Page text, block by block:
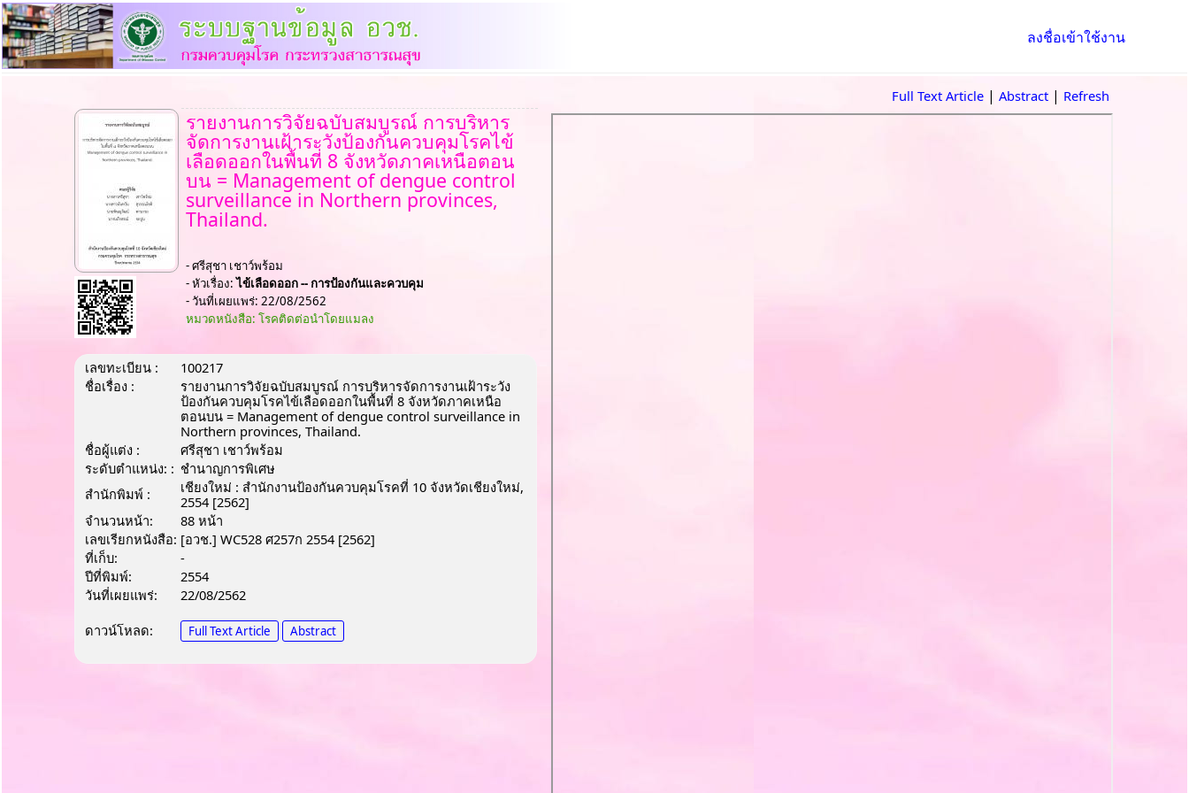
ลงชื่อเข้าใช้งาน
รายงานการวิจัยฉบับสมบูรณ์ การบริหาร
จัดการงานเฝ้าระวังป้องกันควบคุมโรคไข้
เลือดออกในพื้นที่ 8 จังหวัดภาคเหนือตอน
บน = Management of dengue control
surveillance in Northern provinces,
Thailand.
- ศรีสุชา เชาว์พร้อม
- หัวเรื่อง:ไข้เลือดออก -- การป้องกันและควบคุม
- วันที่เผยแพร่: 22/08/2562
หมวดหนังสือ: โรคติดต่อนำโดยแมลง
เลขทะเบียน :
100217
ชื่อเรื่อง :
รายงานการวิจัยฉบับสมบูรณ์ การบริหารจัดการงานเฝ้าระวัง
ป้องกันควบคุมโรคไข้เลือดออกในพื้นที่ 8 จังหวัดภาคเหนือ
ตอนบน = Management of dengue control surveillance in
Northern provinces, Thailand.
ชื่อผู้แต่ง :
ศรีสุชา เชาว์พร้อม
ระดับตำแหน่ง: : ชํานาญการพิเศษ
สำนักพิมพ์ :
เชียงใหม่ : สำนักงานป้องกันควบคุมโรคที่ 10 จังหวัดเชียงใหม่,
2554 [2562]
จำนวนหน้า:
88 หน้า
เลขเรียกหนังสือ: [อวช.] WC528 ศ257ก 2554 [2562]
ที่เก็บ:
-
ปีที่พิมพ์:
2554
วันที่เผยแพร่:
22/08/2562
ดาวน์โหลด:
Full Text Article Abstract
Full Text Article | Abstract | Refresh